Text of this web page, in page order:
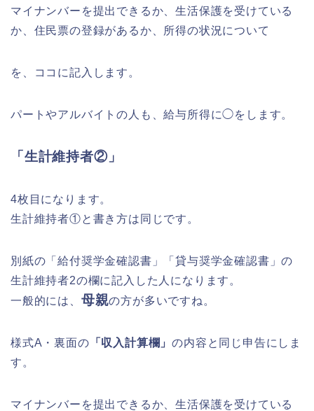
マイナンバーを提出できるか、生活保護を受けている
か、住民票の登録があるか、所得の状況について
を、ココに記入します。
パートやアルバイトの人も、給与所得に◯をします。
「生計維持者②」
4枚目になります。
生計維持者①と書き方は同じです。
別紙の「給付奨学金確認書」「貸与奨学金確認書」の
生計維持者2の欄に記入した人になります。
一般的には、 母親の方が多いですね。
様式A・裏面の 「収入計算欄」の内容と同じ申告にしま
す。
マイナンバーを提出できるか、生活保護を受けている